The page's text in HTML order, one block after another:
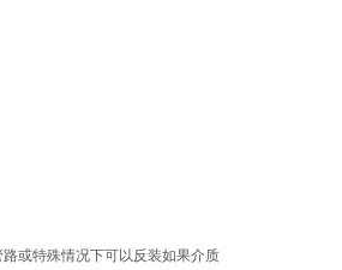
或特殊情况下可以反装如果介质